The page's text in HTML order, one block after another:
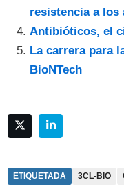
resistencia a
Antibióticos, el
La carrera para
BioNTech
ETIQUETADA 3CL-BIO